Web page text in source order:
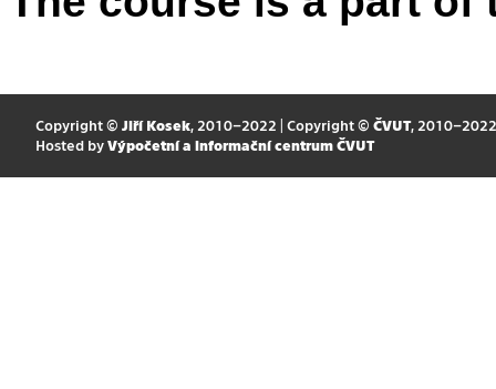
Copyright © Jiří Kosek, 2010–2022 | Copyright © ČVUT, 2010–2022
Hosted by Výpočetní a informační centrum ČVUT